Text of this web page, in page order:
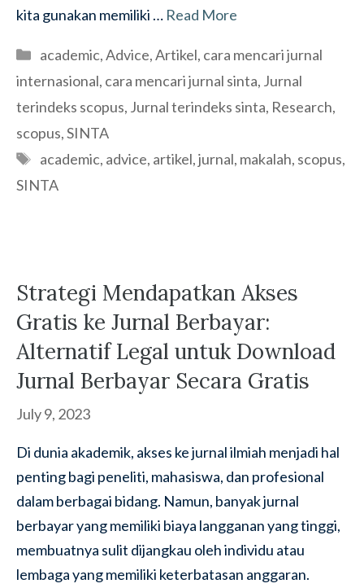
kita gunakan memiliki … Read More
Categories
academic,Advice,Artikel, cara mencari jurnal
internasional, cara mencari jurnal sinta, Jurnal
terindeks scopus, Jurnal terindeks sinta, Research,
scopus,SINTA
Tags
academic, advice, artikel,jurnal, makalah, scopus,
SINTA
Strategi Mendapatkan Akses
Gratis ke Jurnal Berbayar:
Alternatif Legal untuk Download
Jurnal Berbayar Secara Gratis
July 9, 2023
Di dunia akademik, akses ke jurnal ilmiah menjadi hal
penting bagi peneliti, mahasiswa, dan profesional
dalam berbagai bidang. Namun, banyak jurnal
berbayar yang memiliki biaya langganan yang tinggi,
membuatnya sulit dijangkau oleh individu atau
lembaga yang memiliki keterbatasan anggaran.